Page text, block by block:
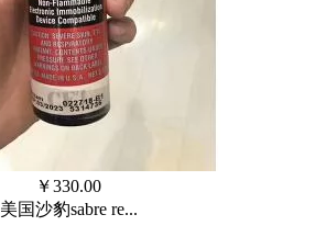
￥330.00
美国沙豹sabre re...